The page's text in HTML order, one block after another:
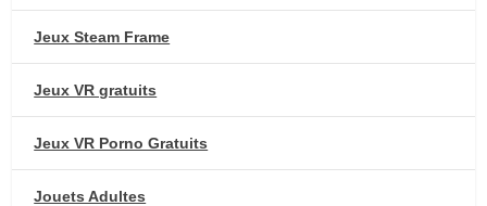
Jeux Steam Frame
Jeux VR gratuits
Jeux VR Porno Gratuits
Jouets Adultes